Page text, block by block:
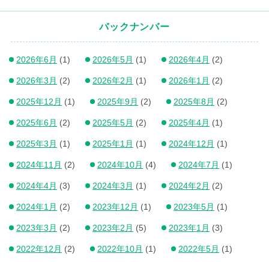
バックナンバー
2026年6月 (1) 2026年5月 (1) 2026年4月 (2)
2026年3月 (2) 2026年2月 (1) 2026年1月 (2)
2025年12月 (1) 2025年9月 (2) 2025年8月 (2)
2025年6月 (2) 2025年5月 (2) 2025年4月 (1)
2025年3月 (1) 2025年1月 (1) 2024年12月 (1)
2024年11月 (2) 2024年10月 (4) 2024年7月 (1)
2024年4月 (3) 2024年3月 (1) 2024年2月 (2)
2024年1月 (2) 2023年12月 (1) 2023年5月 (1)
2023年3月 (2) 2023年2月 (5) 2023年1月 (3)
2022年12月 (2) 2022年10月 (1) 2022年5月 (1)